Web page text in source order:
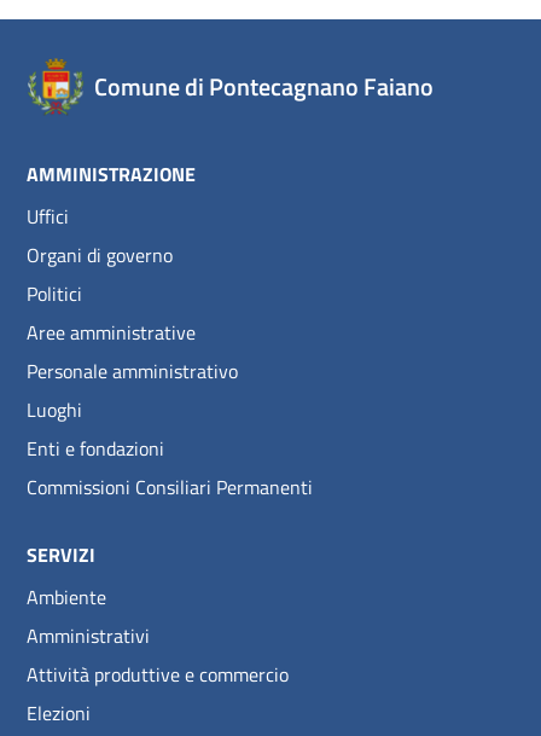
Comune di Pontecagnano Faiano
AMMINISTRAZIONE
Uffici
Organi di governo
Politici
Aree amministrative
Personale amministrativo
Luoghi
Enti e fondazioni
Commissioni Consiliari Permanenti
SERVIZI
Ambiente
Amministrativi
Attività produttive e commercio
Elezioni